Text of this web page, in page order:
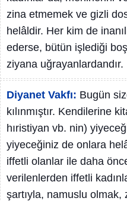
zina etmemek ve gizli
helâldir. Her kim de
ederse, bütün işlediği
ziyana uğrayanlardandır.
Diyanet Vakfı: Bugün
kılınmıştır. Kendilerine
hıristiyan vb. nin)
yiyeceğiniz de onlara
iffetli olanlar ile daha
verilenlerden iffetli
şartıyla, namuslu